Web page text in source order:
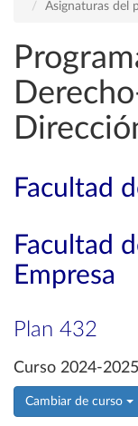
Asignaturas del
Facultad
Facultad
Empresa
Plan 432
Curso 2024-2025
Cambiar de curso